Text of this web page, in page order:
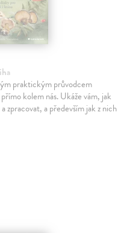
praktickým průvodcem
kolem nás. Ukáže vám, jak
zpracovat, a především jak z nich